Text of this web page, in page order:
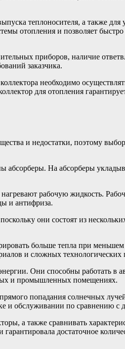
теплоносителя, а также
отопления и позволяет быстро
приборов, наличие
заказчика.
необходимо
для отопления
и недостатки, поэтому
На абсорберы
рабочую жидкость.
и антифриза.
они состоят из
больше тепла при
и сложных технологических
Они способны работать в
и промышленных помещениях.
попадания солнечных
и обслуживании по сравнению с
а также сравнивать
достаточное